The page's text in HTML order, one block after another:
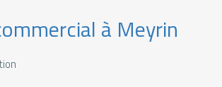
à Meyrin